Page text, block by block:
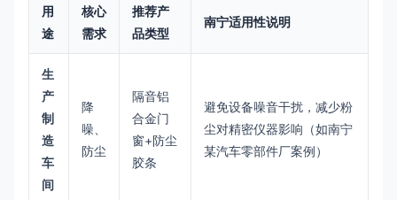
用
途
核心
需求
推荐产
品类型
南宁适用性说明
生
产
制
造
车
间
降
噪、
防尘
隔音铝
合金门
窗+防尘
胶条
避免设备噪音干扰，减少粉
尘对精密仪器影响（如南宁
某汽车零部件厂案例）